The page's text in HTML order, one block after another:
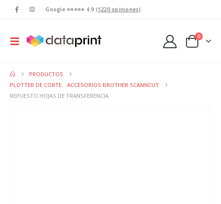
Google ⭐⭐⭐⭐⭐ 4.9 (1220 opiniones)
0
PRODUCTOS
PLOTTER DE CORTE, ACCESORIOS BROTHER SCANNCUT
REPUESTO HOJAS DE TRANSFERENCIA